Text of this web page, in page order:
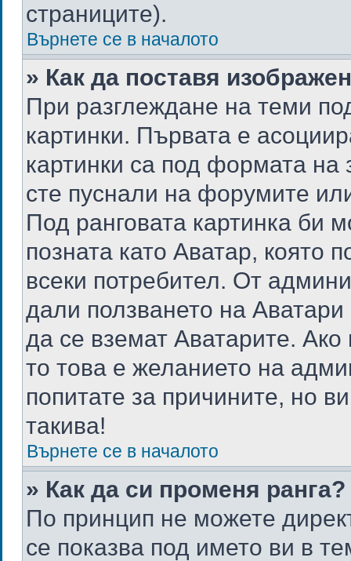
страниците).
Върнете се в началото
» Как да поставя
При разглеждане на теми
картинки. Първата е
картинки са под формата на
сте пуснали на форумите
Под ранговата картинка би
позната като Аватар, която
всеки потребител. От
дали ползването на
да се вземат Аватарите.
то това е желанието на
попитате за причините, но
такива!
Върнете се в началото
» Как да си променя ранга?
По принцип не можете
се показва под името ви в